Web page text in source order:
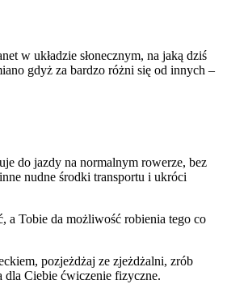
w układzie słonecznym, na jaką dziś
gdyż za bardzo różni się od innych –
do jazdy na normalnym rowerze, bez
nudne środki transportu i ukróci
a Tobie da możliwość robienia tego co
pozjeżdżaj ze zjeżdżalni, zrób
dla Ciebie ćwiczenie fizyczne.